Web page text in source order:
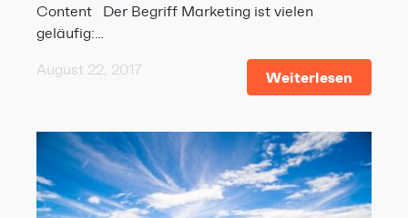
Content Der Begriff Marketing ist vielen
geläufig:…
August 22, 2017 Weiterlesen